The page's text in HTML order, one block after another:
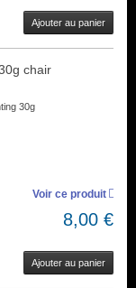
Ajouter au panier
chair
30g
Voir ce produit
8,00 €
Ajouter au panier